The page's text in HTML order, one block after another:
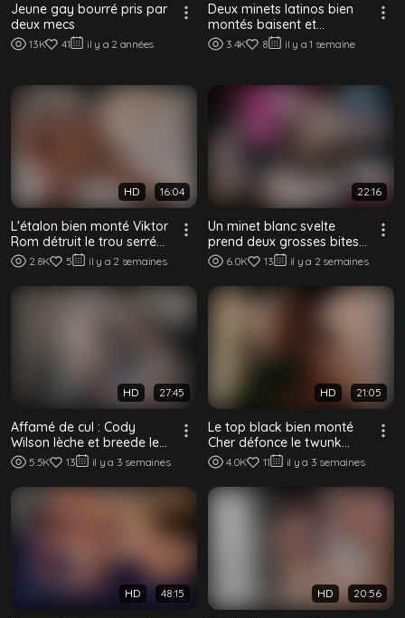
Jeune gay bourré pris par
deux mecs
13K 41 il y a 2 années
Deux minets latinos bien
montés baisent et
remplissent leur bottom
lisse sans capote
3.4K 8 il y a 1 semaine
HD 16:04
L'étalon bien monté Viktor
Rom détruit le trou serré
de Stan Twink sans capote
2.8K 5 il y a 2 semaines
22:16
Un minet blanc svelte
prend deux grosses bites
noires dans un plan à trois
BBC san...
6.0K 13 il y a 2 semaines
HD 27:45
Affamé de cul : Cody
Wilson lèche et breede le
minet blond Taylor
Coleman sans capote
5.5K 13 il y a 3 semaines
HD 21:05
Le top black bien monté
Cher défonce le twunk
mince et tatoué Gonzales
sans capote
4.0K 11 il y a 3 semaines
HD 48:15 HD 20:56